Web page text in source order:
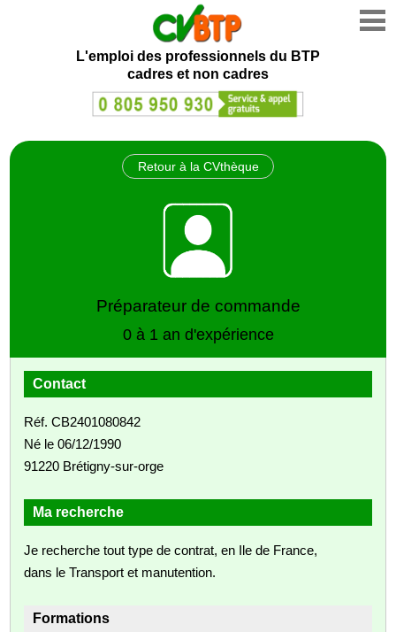
L'emploi des professionnels du BTP
cadres et non cadres
Retour à la CVthèque
Préparateur de commande
0 à 1 an d'expérience
Contact
Réf. CB2401080842
Né le 06/12/1990
91220 Brétigny-sur-orge
Ma recherche
Je recherche tout type de contrat, en Ile de France,
dans le Transport et manutention.
Formations